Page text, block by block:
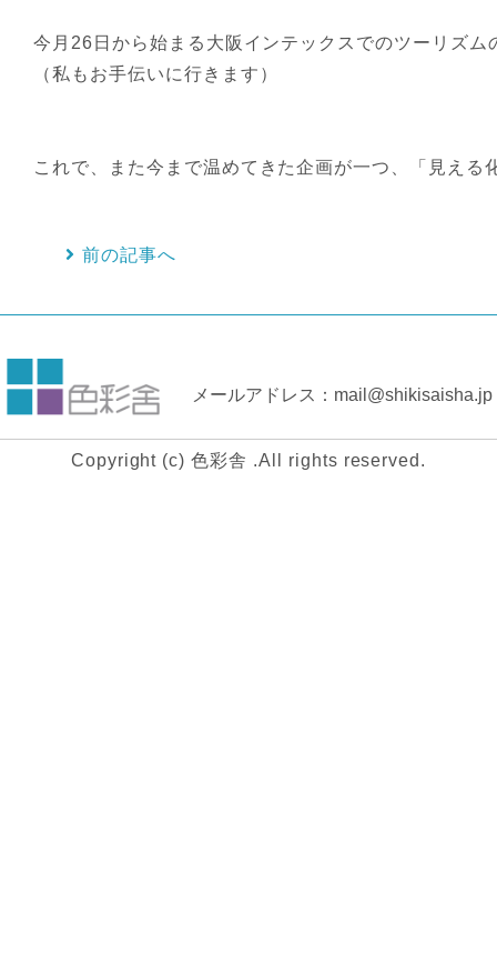
今月26日から始まる大阪インテックスでのツーリズ
（私もお手伝いに行きます）
これで、また今まで温めてきた企画が一つ、「見える
前の記事へ
メールアドレス：mail@shikisaisha.jp
Copyright (c) 色彩舎 .All rights reserved.